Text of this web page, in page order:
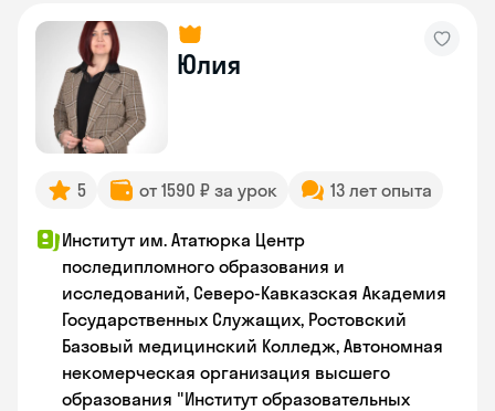
Юлия
5 от 1590 ₽ за урок 13 лет опыта
Институт им. Ататюрка Центр
последипломного образования и
исследований, Северо-Кавказская Академия
Государственных Служащих, Ростовский
Базовый медицинский Колледж, Автономная
некомерческая организация высшего
образования "Институт образовательных